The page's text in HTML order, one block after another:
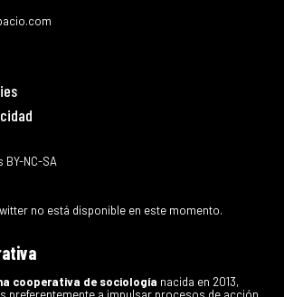
NC-SA
no está disponible en este momento.
cooperativa de sociología nacida en 2013,